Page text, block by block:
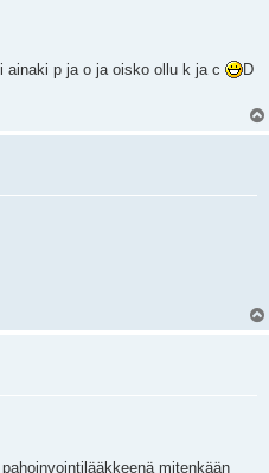
ainaki p ja o ja oisko ollu k ja c D
mitenkään